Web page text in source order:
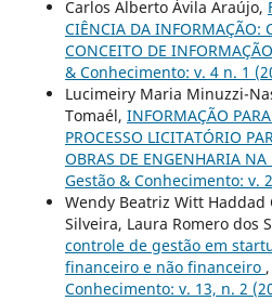
Carlos Alberto Ávila Araújo,
CIÊNCIA DA INFORMAÇÃO:
CONCEITO DE INFORMAÇÃO
& Conhecimento: v. 4 n. 1
Lucimeiry Maria Minuzzi-
Tomaél, INFORMAÇÃO
PROCESSO LICITATÓRIO
OBRAS DE ENGENHARIA NA
Gestão & Conhecimento: v.
Wendy Beatriz Witt
Silveira, Laura Romero dos
controle de gestão em
financeiro e não financeiro ,
Conhecimento: v. 13, n. 2